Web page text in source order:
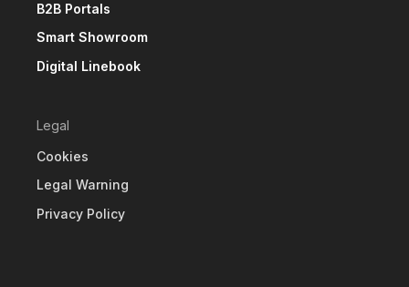
B2B Portals
Smart Showroom
Digital Linebook
Legal
Cookies
Legal Warning
Privacy Policy